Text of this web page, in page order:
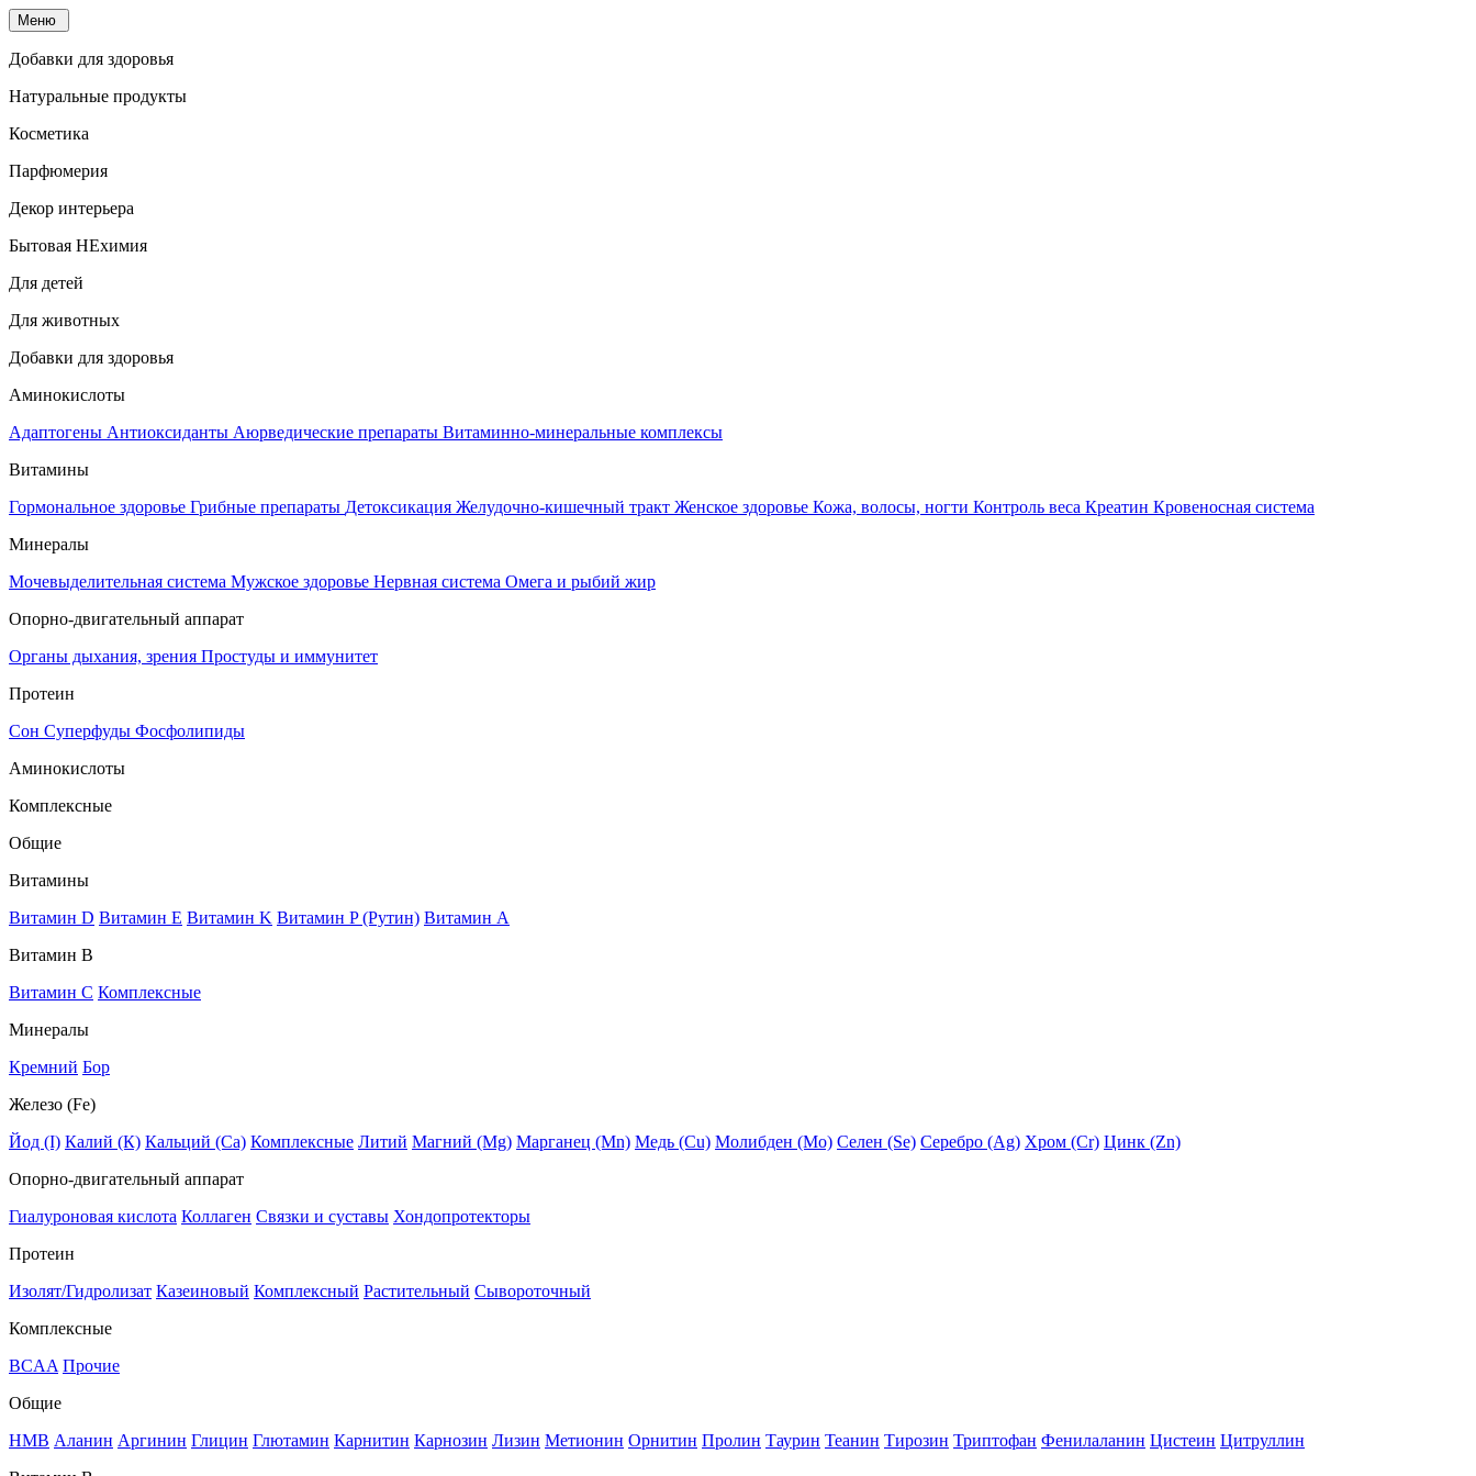
Меню
Добавки для здоровья
Натуральные продукты
Косметика
Парфюмерия
Декор интерьера
Бытовая НЕхимия
Для детей
Для животных
Добавки для здоровья
Аминокислоты
Адаптогены Антиоксиданты Аюрведические препараты Витаминно-минеральные комплексы
Витамины
Гормональное здоровье Грибные препараты Детоксикация Желудочно-кишечный тракт Женское здоровье Кожа, волосы, ногти Контроль веса Креатин Кровеносная система
Минералы
Мочевыделительная система Мужское здоровье Нервная система Омега и рыбий жир
Опорно-двигательный аппарат
Органы дыхания, зрения Простуды и иммунитет
Протеин
Сон Суперфуды Фосфолипиды
Аминокислоты
Комплексные
Общие
Витамины
Витамин D Витамин E Витамин K Витамин P (Рутин) Витамин А
Витамин В
Витамин C Комплексные
Минералы
Кремний Бор
Железо (Fe)
Йод (I) Калий (К) Кальций (Са) Комплексные Литий Магний (Mg) Марганец (Mn) Медь (Сu) Молибден (Мо) Селен (Se) Серебро (Ag) Хром (Cr) Цинк (Zn)
Опорно-двигательный аппарат
Гиалуроновая кислота Коллаген Связки и суставы Хондопротекторы
Протеин
Изолят/Гидролизат Казеиновый Комплексный Растительный Сывороточный
Комплексные
BCAA Прочие
Общие
HMB Аланин Аргинин Глицин Глютамин Карнитин Карнозин Лизин Метионин Орнитин Пролин Таурин Теанин Тирозин Триптофан Фенилаланин Цистеин Цитруллин